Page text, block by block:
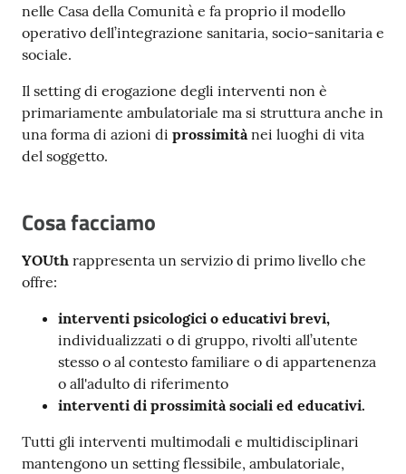
nelle Casa della Comunità e fa proprio il modello
operativo dell’integrazione sanitaria, socio-sanitaria e
sociale.
Il setting di erogazione degli interventi non è
primariamente ambulatoriale ma si struttura anche in
una forma di azioni di prossimitànei luoghi di vita
del soggetto.
Cosa facciamo
YOUth rappresenta un servizio di primo livello che
offre:
interventi psicologici o educativi brevi,
individualizzati o di gruppo, rivolti all’utente
stesso o al contesto familiare o di appartenenza
o all'adulto di riferimento
interventi di prossimità sociali ed educativi.
Tutti gli interventi multimodali e multidisciplinari
mantengono un setting flessibile, ambulatoriale,